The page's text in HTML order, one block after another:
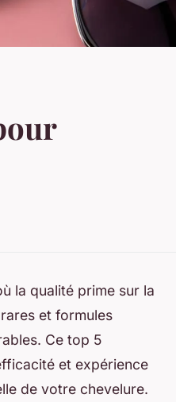
la qualité prime sur la
et formules
Ce top 5
et expérience
de votre chevelure.